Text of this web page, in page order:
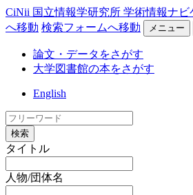
CiNii 国立情報学研究所 学術情報ナ
へ移動 検索フォームへ移動 メニュー
論文・データをさがす
大学図書館の本をさがす
English
検索
タイトル
人物/団体名